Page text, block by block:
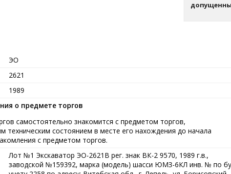
ЭО
2621
1989
о предмете торгов
самостоятельно знакомится с предметом торгов,
техническим состоянием в месте его нахождения до начала
с предметом торгов.
Лот №1 Экскаватор ЭО-2621В рег. знак ВК-2 9570, 1989 г.в.,
заводской №159392, марка (модель) шасси ЮМЗ-6КЛ инв. № по